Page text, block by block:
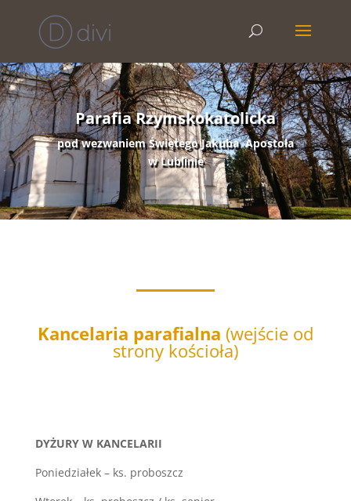
Parafia Rzymskokatolicka
pod wezwaniem Świętego Jakuba Apostoła
w Lublinie
Kancelaria parafialna (wejście od
strony kościoła)
DYŻURY W KANCELARII
Poniedziałek – ks. proboszcz